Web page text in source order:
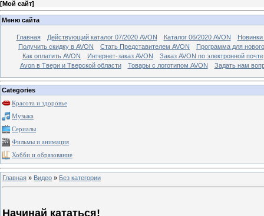
[Мой сайт]
Меню сайта
Главная Действующий каталог 07/2020 AVON Каталог 06/2020 AVON
Новинки
Получить скидку в AVON
Стать Представителем AVON
Программа для
Как оплатить AVON
Интернет-заказ AVON
Заказ AVON по электронной почте
Avon в Твери и Тверской области
Товары с логотипом AVON Задать нам
Categories
Красота и здоровье
Музыка
Сериалы
Фильмы и анимация
Хобби и образование
Главная » Видео » Без категории
Начинай кататься!